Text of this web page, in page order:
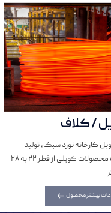
/ کلاف
کارخانه نورد سبک، تولید
کننده محصولات کویلی از قطر 22 به 28
بیشتر محصول